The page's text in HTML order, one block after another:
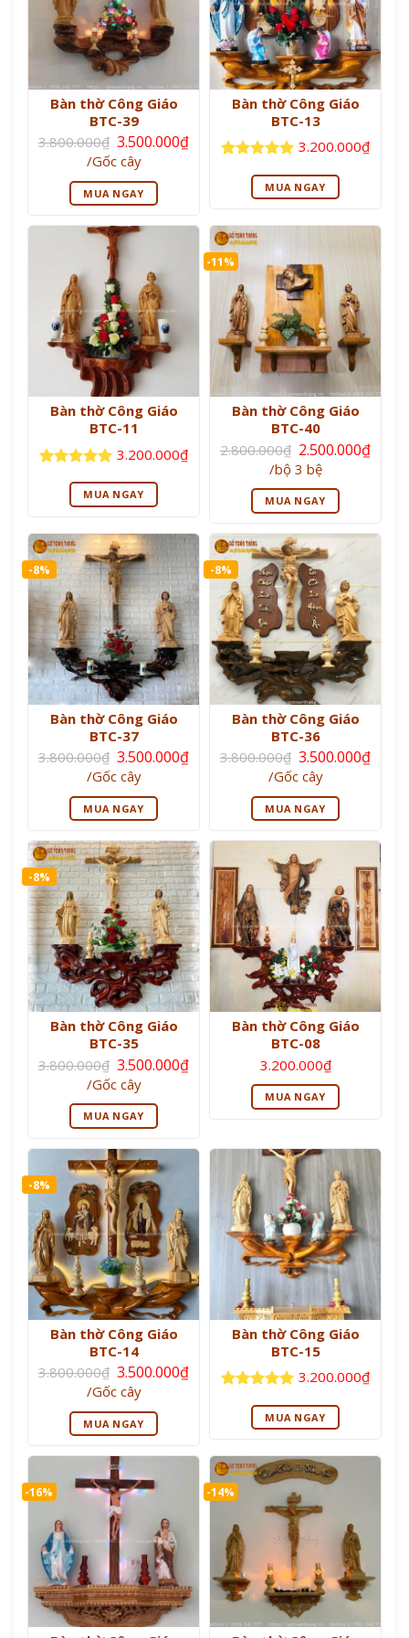
Bàn thờ Công Giáo
BTC-39
3.800.000₫ Giá
gốc
là:
3.800.000₫.
3.500.000₫
Giá
hiện
tại
là:
/Gốc cây
MUA NGAY
Bàn thờ Công Giáo
BTC-13
5
3.200.000₫
MUA NGAY
Bàn thờ Công Giáo
BTC-11
5
3.200.000₫
MUA NGAY
-11%
Bàn thờ Công Giáo
BTC-40
2.800.000₫ Giá
gốc
là:
2.800.000₫.
2.500.000₫
Giá
hiện
tại
là:
2.500.000₫.
/bộ 3 bệ
MUA NGAY
-8%
Bàn thờ Công Giáo
BTC-37
3.800.000₫ Giá
gốc
là:
3.800.000₫.
3.500.000₫
Giá
hiện
tại
là:
/Gốc cây
MUA NGAY
-8%
Bàn thờ Công Giáo
BTC-36
3.800.000₫ Giá
gốc
là:
3.800.000₫.
3.500.000₫
Giá
hiện
tại
là:
/Gốc cây
MUA NGAY
-8%
Bàn thờ Công Giáo
BTC-35
3.800.000₫ Giá
gốc
là:
3.800.000₫.
3.500.000₫
Giá
hiện
tại
là:
3.500.000₫.
/Gốc cây
MUA NGAY
Bàn thờ Công Giáo
BTC-08
3.200.000₫
MUA NGAY
-8%
Bàn thờ Công Giáo
BTC-14
3.800.000₫ Giá
gốc
là:
3.800.000₫.
3.500.000₫
Giá
hiện
tại
là:
3.500.000₫.
/Gốc cây
MUA NGAY
Bàn thờ Công Giáo
BTC-15
5
3.200.000₫
MUA NGAY
-16% -14%